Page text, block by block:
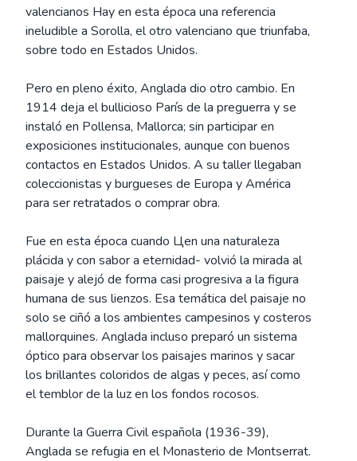
valencianos Hay en esta época una referencia
ineludible a Sorolla, el otro valenciano que triunfaba,
sobre todo en Estados Unidos.
Pero en pleno éxito, Anglada dio otro cambio. En
1914 deja el bullicioso París de la preguerra y se
instaló en Pollensa, Mallorca; sin participar en
exposiciones institucionales, aunque con buenos
contactos en Estados Unidos. A su taller llegaban
coleccionistas y burgueses de Europa y América
para ser retratados o comprar obra.
Fue en esta época cuando Цen una naturaleza
plácida y con sabor a eternidad- volvió la mirada al
paisaje y alejó de forma casi progresiva a la figura
humana de sus lienzos. Esa temática del paisaje no
solo se ciñó a los ambientes campesinos y costeros
mallorquines. Anglada incluso preparó un sistema
óptico para observar los paisajes marinos y sacar
los brillantes coloridos de algas y peces, así como
el temblor de la luz en los fondos rocosos.
Durante la Guerra Civil española (1936-39),
Anglada se refugia en el Monasterio de Montserrat.